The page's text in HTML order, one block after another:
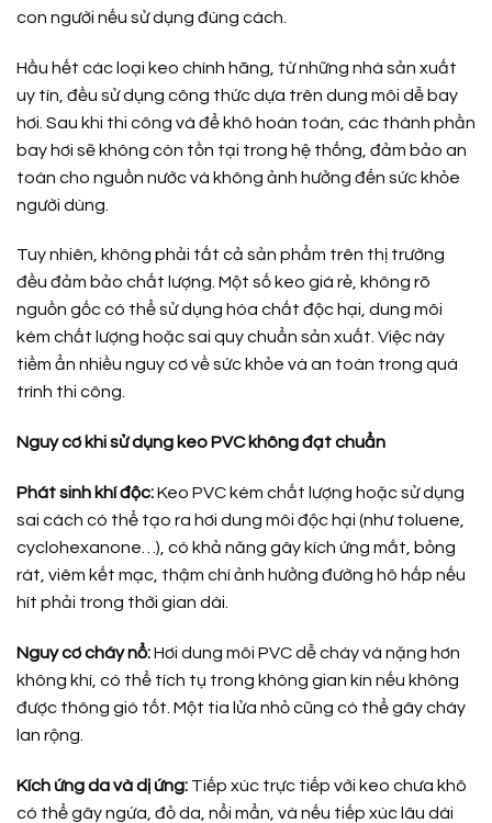
con người nếu sử dụng đúng cách.
Hầu hết các loại keo chính hãng, từ những nhà sản xuất
uy tín, đều sử dụng công thức dựa trên dung môi dễ bay
hơi. Sau khi thi công và để khô hoàn toàn, các thành phần
bay hơi sẽ không còn tồn tại trong hệ thống, đảm bảo an
toàn cho nguồn nước và không ảnh hưởng đến sức khỏe
người dùng.
Tuy nhiên, không phải tất cả sản phẩm trên thị trường
đều đảm bảo chất lượng. Một số keo giá rẻ, không rõ
nguồn gốc có thể sử dụng hóa chất độc hại, dung môi
kém chất lượng hoặc sai quy chuẩn sản xuất. Việc này
tiềm ẩn nhiều nguy cơ về sức khỏe và an toàn trong quá
trình thi công.
Nguy cơ khi sử dụng keo PVC không đạt chuẩn
Phát sinh khí độc:Keo PVC kém chất lượng hoặc sử dụng
sai cách có thể tạo ra hơi dung môi độc hại (như toluene,
cyclohexanone…), có khả năng gây kích ứng mắt, bỏng
rát, viêm kết mạc, thậm chí ảnh hưởng đường hô hấp nếu
hít phải trong thời gian dài.
Nguy cơ cháy nổ:Hơi dung môi PVC dễ cháy và nặng hơn
không khí, có thể tích tụ trong không gian kín nếu không
được thông gió tốt. Một tia lửa nhỏ cũng có thể gây cháy
lan rộng.
Kích ứng da và dị ứng: Tiếp xúc trực tiếp với keo chưa khô
có thể gây ngứa, đỏ da, nổi mẩn, và nếu tiếp xúc lâu dài